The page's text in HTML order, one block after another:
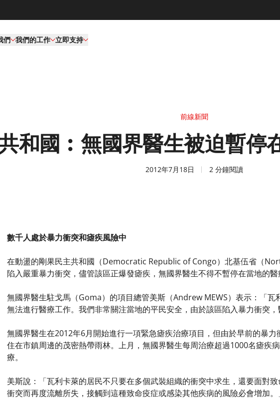
們 我們的工作​ 立即支持
前線新聞
和國︰無國界醫生被迫暫停
2012年7月18日 2 分鐘閱讀
數千人處於暴力衝突和瘧疾風險中
在動盪的剛果民主共和國（Democratic Republic of Congo）北基伍省（
陷入嚴重暴力衝突，儘管該區正爆發瘧疾，無國界醫生不得不暫停在當地的醫
無國界醫生駐戈馬（Goma）的項目總管美斯（Andrew MEWS）表示：「
無法進行醫療工作。我們非常關注當地的平民安全，由於該區陷入暴力衝突，
無國界醫生在2012年6月開始進行一項緊急瘧疾治療項目，但由於早前的暴
住在市鎮周邊的茂密熱帶雨林。上月，無國界醫生每周治療超過1000名瘧疾
療。
美斯說：「瓦利卡萊的居民不只要在多個武裝組織的衝突中求生，還要面對
衝突而再度流離所失，接觸到這種致命疫症或感染其他疾病的風險必會增加。